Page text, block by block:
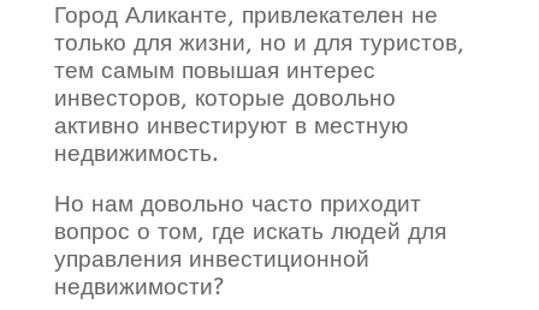
Город Аликанте, привлекателен не
только для жизни, но и для туристов,
тем самым повышая интерес
инвесторов, которые довольно
активно инвестируют в местную
недвижимость.
Но нам довольно часто приходит
вопрос о том, где искать людей для
управления инвестиционной
недвижимости?